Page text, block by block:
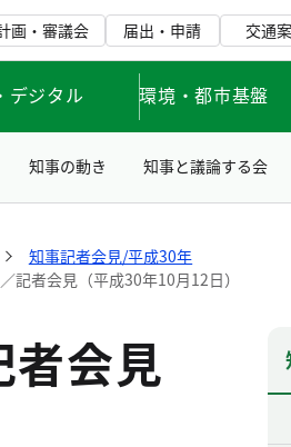
画・審議会 届出・申請 交通
デジタル 環境・都市基盤
知事の動き 知事と議論する会
知事記者会見/平成30年
記者会見（平成30年10月12日）
者会見